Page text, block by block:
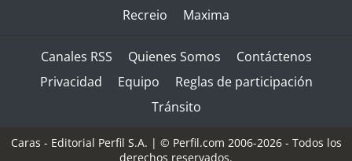
Recreio
Maxima
Canales RSS Quienes Somos
Contáctenos
Privacidad
Equipo
Reglas de participación
Tránsito
Caras - Editorial Perfil S.A. | © Perfil.com 2006-2026 - Todos los
derechos reservados.